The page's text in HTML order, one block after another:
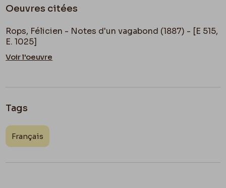
Oeuvres citées
Rops, Félicien - Notes d'un vagabond (1887) - [E 515,
E. 1025]
Voir l'oeuvre
Tags
Français